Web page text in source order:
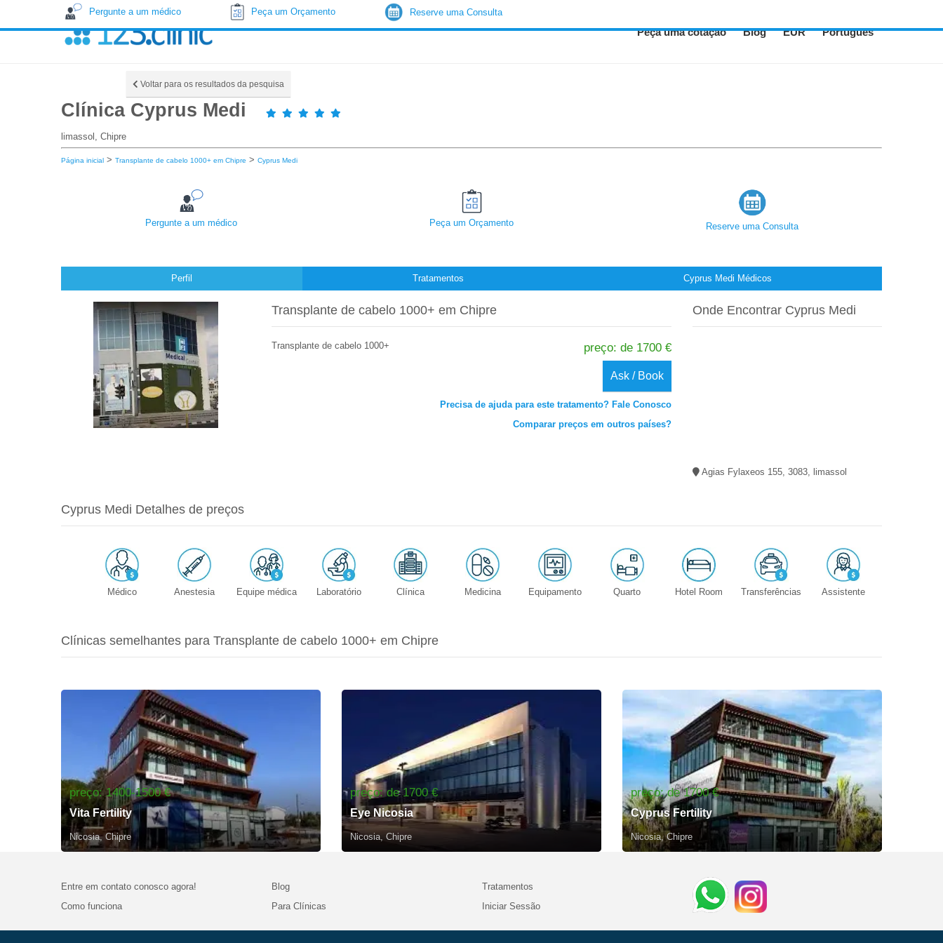
Peça uma cotação Blog EUR Português
Voltar para os resultados da pesquisa
Clínica Cyprus Medi
limassol, Chipre
Página inicial > Transplante de cabelo 1000+ em Chipre > Cyprus Medi
Pergunte a um médico Peça um Orçamento Reserve uma Consulta
Perfil
Transplante de cabelo 1000+ em Chipre
Transplante de cabelo 1000+ preço: de 1700 €
Ask / Book
Precisa de ajuda para este tratamento? Fale Conosco
Comparar preços em outros países?
Onde Encontrar Cyprus Medi
Agias Fylaxeos 155, 3083, limassol
Cyprus Medi Detalhes de preços
Médico Anestesia Equipe médica Laboratório Clínica Medicina Equipamento Quarto Hotel Room Transferências Assistente
Tratamentos Cyprus Medi Médicos
Clínicas semelhantes para Transplante de cabelo 1000+ em Chipre
preço: 1400-1500 €
Vita Fertility
Nicosia, Chipre
preço: de 1700 €
Eye Nicosia
Nicosia, Chipre
preço: de 1700 €
Cyprus Fertility
Nicosia, Chipre
Entre em contato conosco agora!
Como funciona
Blog
Para Clínicas
Tratamentos
Iniciar Sessão
Pergunte a um médico Peça um Orçamento Reserve uma Consulta